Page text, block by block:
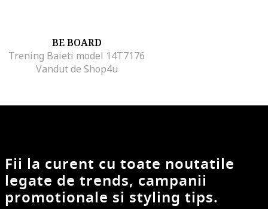
BE BOARD
Trening Baieti model 14T7176
Vandut de Shop4u
Fii la curent cu toate noutatile
legate de trends, campanii
promotionale si styling tips.